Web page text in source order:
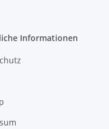
Informationen